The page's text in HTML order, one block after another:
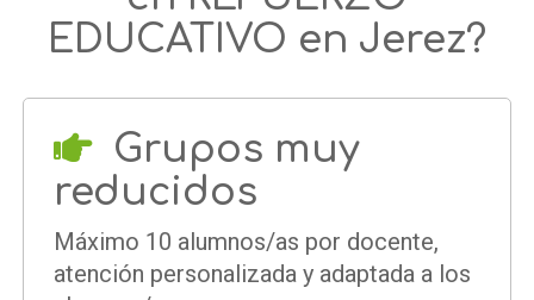
EDUCATIVO en Jerez?
Grupos muy
reducidos
Máximo 10 alumnos/as por docente,
atención personalizada y adaptada a los